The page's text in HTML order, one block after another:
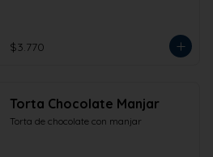
$3.770
Torta Chocolate Manjar
Torta de chocolate con manjar